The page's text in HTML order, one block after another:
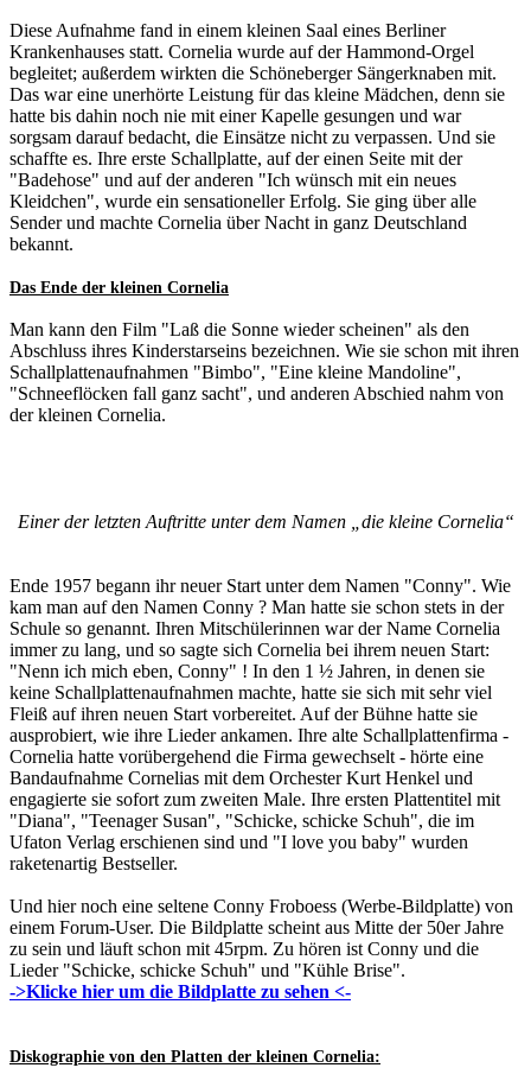
Diese Aufnahme fand in einem kleinen Saal eines Berliner
Krankenhauses statt. Cornelia wurde auf der Hammond-Orgel
begleitet; außerdem wirkten die Schöneberger Sängerknaben mit.
Das war eine unerhörte Leistung für das kleine Mädchen, denn sie
hatte bis dahin noch nie mit einer Kapelle gesungen und war
sorgsam darauf bedacht, die Einsätze nicht zu verpassen. Und sie
schaffte es. Ihre erste Schallplatte, auf der einen Seite mit der
"Badehose" und auf der anderen "Ich wünsch mit ein neues
Kleidchen", wurde ein sensationeller Erfolg. Sie ging über alle
Sender und machte Cornelia über Nacht in ganz Deutschland
bekannt.
Das Ende der kleinen Cornelia
Man kann den Film "Laß die Sonne wieder scheinen" als den
Abschluss ihres Kinderstarseins bezeichnen. Wie sie schon mit ihren
Schallplattenaufnahmen "Bimbo", "Eine kleine Mandoline",
"Schneeflöcken fall ganz sacht", und anderen Abschied nahm von
der kleinen Cornelia.
Einer der letzten Auftritte unter dem Namen „die kleine Cornelia“
Ende 1957 begann ihr neuer Start unter dem Namen "Conny". Wie
kam man auf den Namen Conny ? Man hatte sie schon stets in der
Schule so genannt. Ihren Mitschülerinnen war der Name Cornelia
immer zu lang, und so sagte sich Cornelia bei ihrem neuen Start:
"Nenn ich mich eben, Conny" ! In den 1 ½ Jahren, in denen sie
keine Schallplattenaufnahmen machte, hatte sie sich mit sehr viel
Fleiß auf ihren neuen Start vorbereitet. Auf der Bühne hatte sie
ausprobiert, wie ihre Lieder ankamen. Ihre alte Schallplattenfirma -
Cornelia hatte vorübergehend die Firma gewechselt - hörte eine
Bandaufnahme Cornelias mit dem Orchester Kurt Henkel und
engagierte sie sofort zum zweiten Male. Ihre ersten Plattentitel mit
"Diana", "Teenager Susan", "Schicke, schicke Schuh", die im
Ufaton Verlag erschienen sind und "I love you baby" wurden
raketenartig Bestseller.
Und hier noch eine seltene Conny Froboess (Werbe-Bildplatte) von
einem Forum-User. Die Bildplatte scheint aus Mitte der 50er Jahre
zu sein und läuft schon mit 45rpm. Zu hören ist Conny und die
Lieder "Schicke, schicke Schuh" und "Kühle Brise".
->Klicke hier um die Bildplatte zu sehen <-
Diskographie von den Platten der kleinen Cornelia: